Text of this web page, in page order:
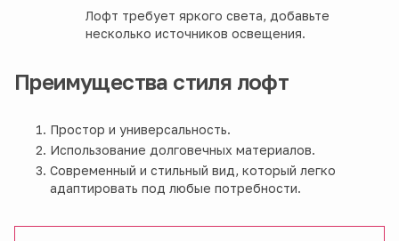
Лофт требует яркого света, добавьте
несколько источников освещения.
Преимущества стиля лофт
Простор и универсальность.
Использование долговечных материалов.
Современный и стильный вид, который легко
адаптировать под любые потребности.